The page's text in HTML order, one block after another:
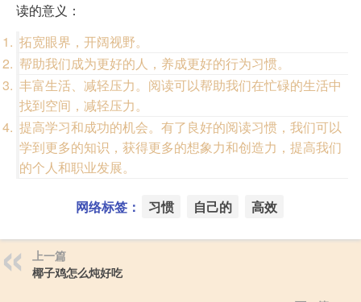
读的意义：
拓宽眼界，开阔视野。
帮助我们成为更好的人，养成更好的行为习惯。
丰富生活、减轻压力。阅读可以帮助我们在忙碌的生活中
找到空间，减轻压力。
提高学习和成功的机会。有了良好的阅读习惯，我们可以
学到更多的知识，获得更多的想象力和创造力，提高我们
的个人和职业发展。
网络标签： 习惯 自己的 高效
上一篇
椰子鸡怎么炖好吃